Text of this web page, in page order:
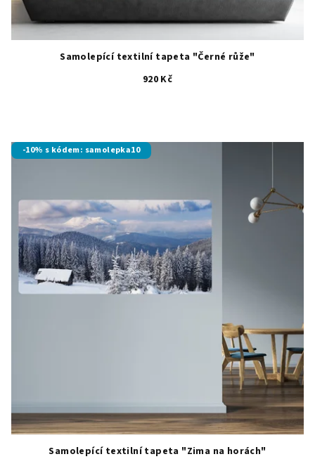
Samolepící textilní tapeta "Černé růže"
920 Kč
-10% s kódem: samolepka10
Samolepící textilní tapeta "Zima na horách"